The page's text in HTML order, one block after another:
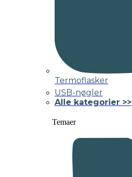
Termoflasker
USB-nøgler
Alle kategorier >>
Temaer